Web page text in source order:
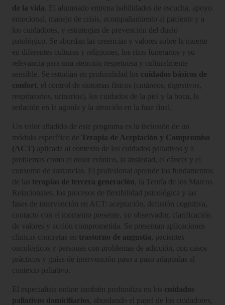
de la vida . El alumnado entrena habilidades de escucha, apoyo
emocional, manejo de crisis, acompañamiento al paciente y a
los cuidadores, y estrategias de prevención del duelo
patológico. Se abordan las creencias y valores sobre la muerte
en diferentes culturas y religiones, los ritos funerarios y su
relevancia para una atención respetuosa y culturalmente
sensible. Se estudian en profundidad los cuidados básicos de
confort , el control de síntomas físicos (cutáneos, digestivos,
respiratorios, urinarios), los cuidados de la piel y la boca, la
sedación en la agonía y la atención en la fase final.
Un valor añadido de este programa es la inclusión de un
módulo específico de Terapia de Aceptación y Compromiso
(ACT) aplicada al contexto de los cuidados paliativos y a
problemas como el dolor crónico, la ansiedad, el cáncer y el
consumo de sustancias. El profesional aprende los fundamentos
de las terapias de tercera generación , la Teoría de los Marcos
Relacionales, los procesos de flexibilidad psicológica y las
fases de intervención en ACT: aceptación, defusión cognitiva,
contacto con el momento presente, yo observador, clarificación
de valores y acción comprometida. Se presentan aplicaciones
clínicas concretas en trastorno de angustia , pacientes
oncológicos y personas con problemas de adicción, con casos
prácticos y guías de intervención paso a paso adaptadas al
contexto paliativo.
El especialista online también profundiza en los cuidados
paliativos domiciliarios , abordando el papel de los cuidadores,